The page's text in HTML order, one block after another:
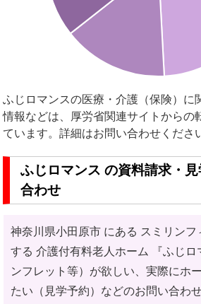
ふじロマンスの医療・介護（保険）に
情報などは、厚労省関連サイトからの
ています。詳細はお問い合わせくださ
ふじロマンス の資料請求・
合わせ
神奈川県小田原市 にある スミリンフ
する 介護付有料老人ホーム
『ふじ
ンフレット等）が欲しい、実際にホ
たい（見学予約）などのお問い合わ